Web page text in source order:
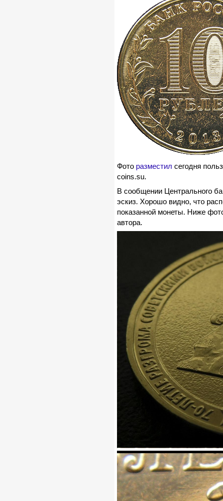
Фото разместил сегодня
coins.su.
В сообщении Центрального
эскиз. Хорошо видно, что
показанной монеты. Ниже
автора.